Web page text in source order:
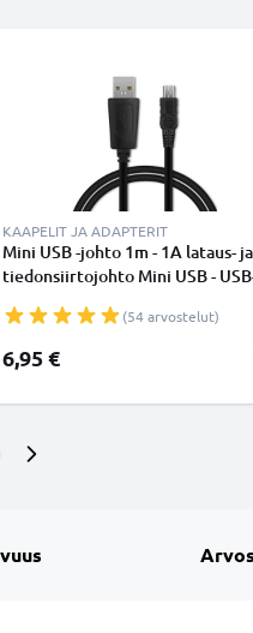
KAAPELIT JA ADAPTERIT
Mini USB -johto 1m - 1A lataus- ja
tiedonsiirtojohto Mini USB -
(54 arvostelut)
6,95 €